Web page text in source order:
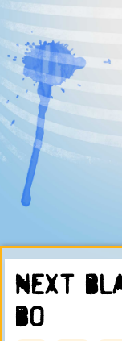
Next
Bo